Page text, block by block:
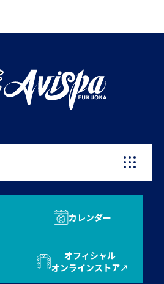
カレンダー
オフィシャル
オンラインストア